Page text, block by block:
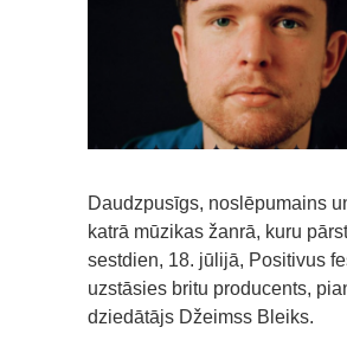
Daudzpusīgs, noslēpumains
katrā mūzikas žanrā, kuru
sestdien, 18. jūlijā, Positivus
uzstāsies britu producents,
dziedātājs Džeimss Bleiks.